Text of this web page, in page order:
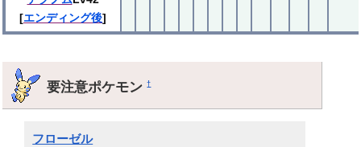
[エンディング後]
要注意ポケモン†
フローゼル